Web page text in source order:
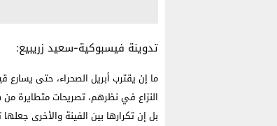
تدوينة فيسبوكية-سعيد زريبيع:
ما إن يقترب أبريل الصحراء، حتى يسارع
النزاع في نظرهم، تصريحات متطايرة
بل إن تكرارها بين الفينة والأخرى